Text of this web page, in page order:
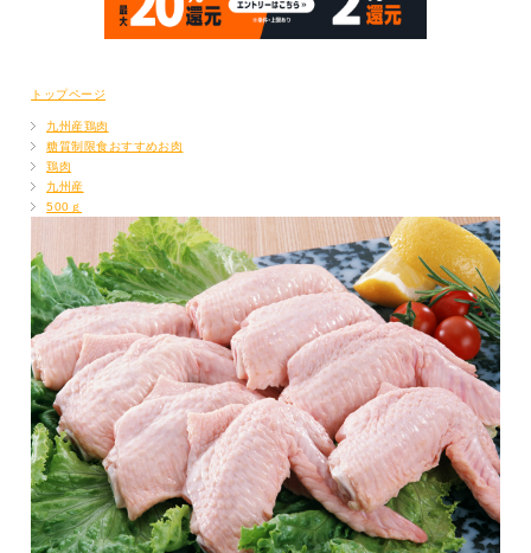
トップページ
九州産鶏肉
糖質制限食おすすめお肉
鶏肉
九州産
500ｇ